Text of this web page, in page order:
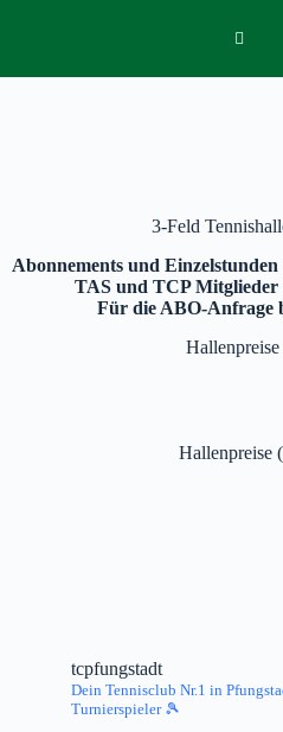
3-Feld
Abonnements und Einzelstunden
TAS und TCP
Für die ABO-Anfrage
Hallenpreise
tcpfungstadt
Dein Tennisclub Nr.1 in
Turnierspieler 🎾